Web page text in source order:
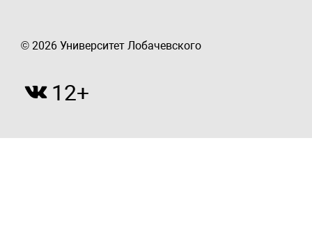
© 2026 Университет Лобачевского
12+